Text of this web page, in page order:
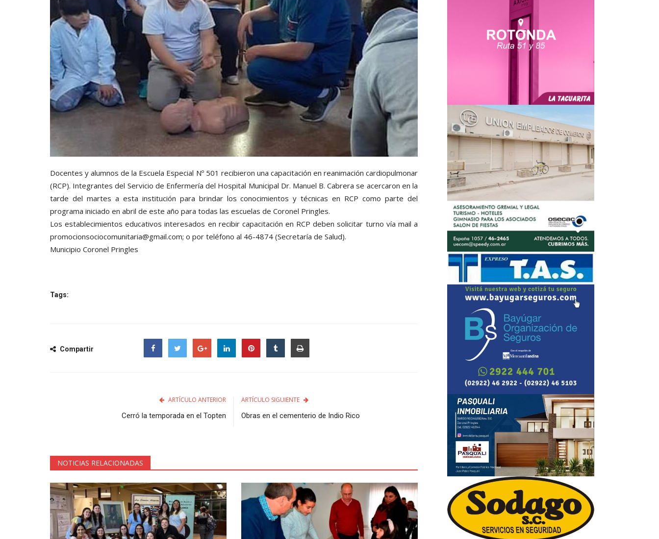
Docentes y alumnos de la Escuela Especial Nº 501 recibieron una capacitación en reanimación cardiopulmonar
(RCP). Integrantes del Servicio de Enfermería del Hospital Municipal Dr. Manuel B. Cabrera se acercaron en la
tarde del martes a esta institución para brindar los conocimientos y técnicas en RCP como parte del
programa iniciado en abril de este año para todas las escuelas de Coronel Pringles.
Los establecimientos educativos interesados en recibir capacitación en RCP deben solicitar turno vía mail a
promocionsociocomunitaria@gmail.com; o por teléfono al 46-4874 (Secretaría de Salud).
Municipio Coronel Pringles
Tags:
Compartir
ARTÍCULO ANTERIOR
Cerró la temporada en el Topten
ARTÍCULO SIGUIENTE
Obras en el cementerio de Indio Rico
NOTICIAS RELACIONADAS